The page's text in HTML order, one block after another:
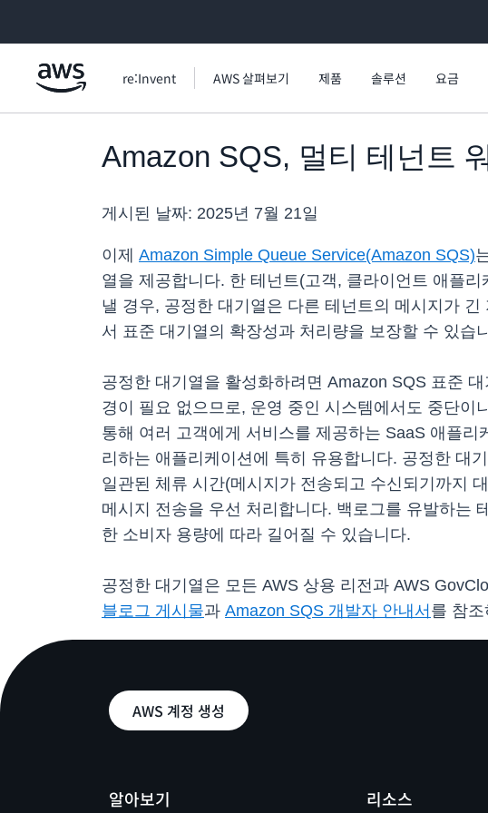
re:Invent AWS 살펴보기 제품 솔루션 요금
Amazon SQS, 멀티 테넌트
게시된 날짜: 2025년 7월 21일
이제 Amazon Simple Queue Service(Amazon SQS)
열을 제공합니다. 한 테넌트(고객, 클라이언트 애플
낼 경우, 공정한 대기열은 다른 테넌트의 메시지가
서 표준 대기열의 확장성과 처리량을 보장할 수 있습
공정한 대기열을 활성화하려면 Amazon SQS 표준
경이 필요 없으므로, 운영 중인 시스템에서도 중단
통해 여러 고객에게 서비스를 제공하는 SaaS 애플
리하는 애플리케이션에 특히 유용합니다. 공정한 대
일관된 체류 시간(메시지가 전송되고 수신되기까지
메시지 전송을 우선 처리합니다. 백로그를 유발하는
한 소비자 용량에 따라 길어질 수 있습니다.
공정한 대기열은 모든 AWS 상용 리전과 AWS
블로그 게시물과 Amazon SQS 개발자 안내서 를 참
AWS 계정 생성
알아보기 리소스